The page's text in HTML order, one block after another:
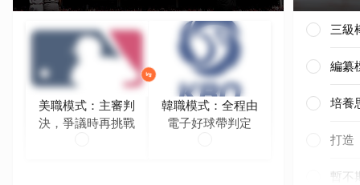
美職模式：主審判
決，爭議時再挑戰
韓職模式：全程由
電子好球帶判定
三級
編纂
培養
打造
暫不